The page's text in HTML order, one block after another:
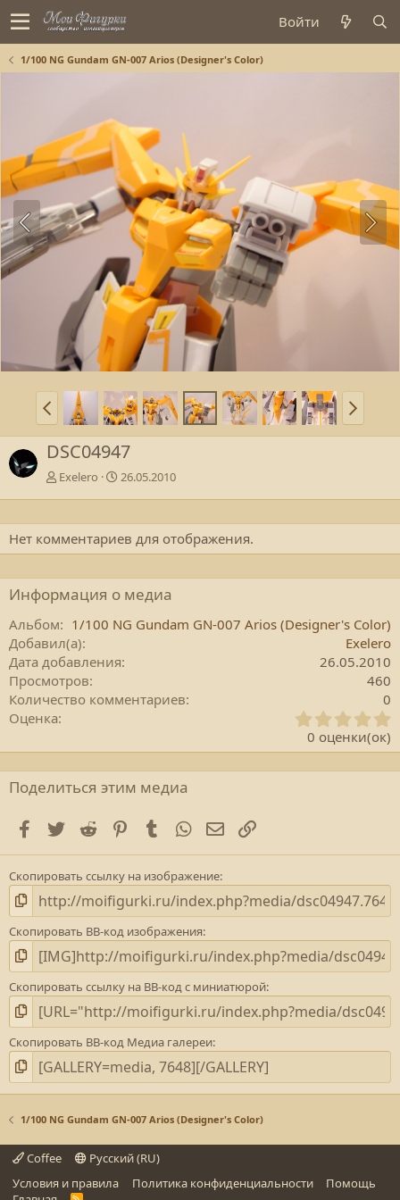
Войти
1/100 NG Gundam GN-007 Arios (Designer's Color)
DSC04947
Exelero 26.05.2010
Нет комментариев для отображения.
Информация о медиа
Альбом
1/100 NG Gundam GN-007 Arios (Designer's Color)
Добавил(а)
Exelero
Дата добавления
26.05.2010
Просмотров
460
Количество комментариев
0
Оценка
0
0
а
)
0 оценки(ок)
Поделиться этим медиа
Facebook
TwitterReddit PinterestTumblrWhatsApp
E-mailСсылка
Скопировать ссылку на изображение
Скопировать BB-код изображения
Скопировать ссылку на BB-код с миниатюрой
Скопировать BB-код Медиа галереи
1/100 NG Gundam GN-007 Arios (Designer's Color)
Coffee
Русский (RU)
Условия и правила
Политика конфиденциальности
Помощь